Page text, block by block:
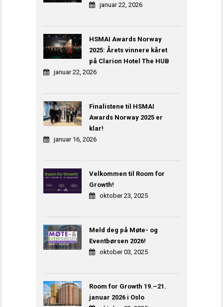
januar 22, 2026
HSMAI Awards Norway
2025: Årets vinnere kåret
på Clarion Hotel The HUB
januar 22, 2026
Finalistene til HSMAI
Awards Norway 2025 er
klar!
januar 16, 2026
Velkommen til Room for
Growth!
oktober 23, 2025
Meld deg på Møte- og
Eventbørsen 2026!
oktober 03, 2025
Room for Growth 19.–21.
januar 2026 i Oslo